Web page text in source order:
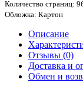
Количество страниц:
Обложка: Картон
Описание
Отзывы (0)
Доставка и
Обмен и